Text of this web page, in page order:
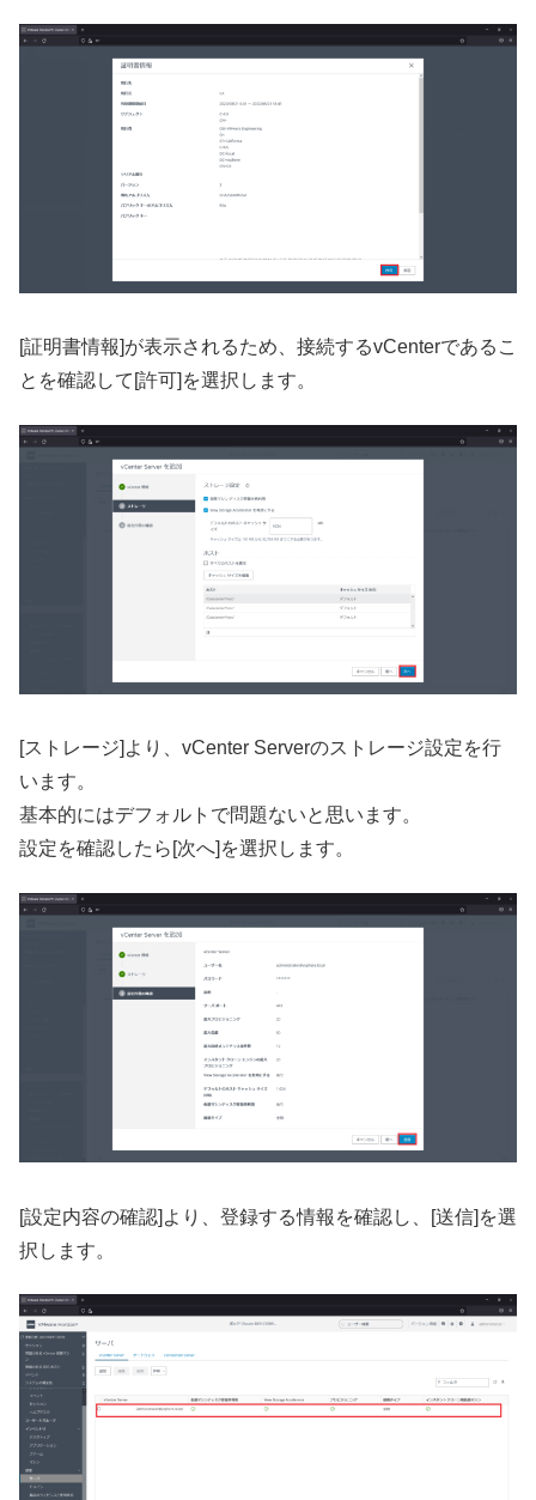
[証明書情報]が表示されるため、接続するvCenterであるこ
とを確認して[許可]を選択します。
[ストレージ]より、vCenter Serverのストレージ設定を行
います。
基本的にはデフォルトで問題ないと思います。
設定を確認したら[次へ]を選択します。
[設定内容の確認]より、登録する情報を確認し、[送信]を選
択します。